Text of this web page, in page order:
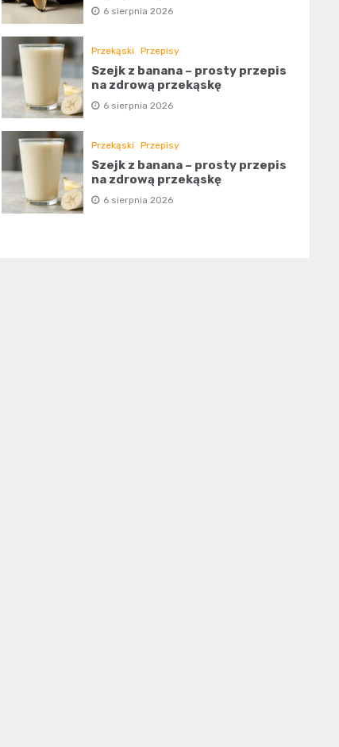
6 sierpnia 2026
Przekąski Przepisy
Szejk z banana – prosty przepis
na zdrową przekąskę
6 sierpnia 2026
Przekąski Przepisy
Szejk z banana – prosty przepis
na zdrową przekąskę
6 sierpnia 2026